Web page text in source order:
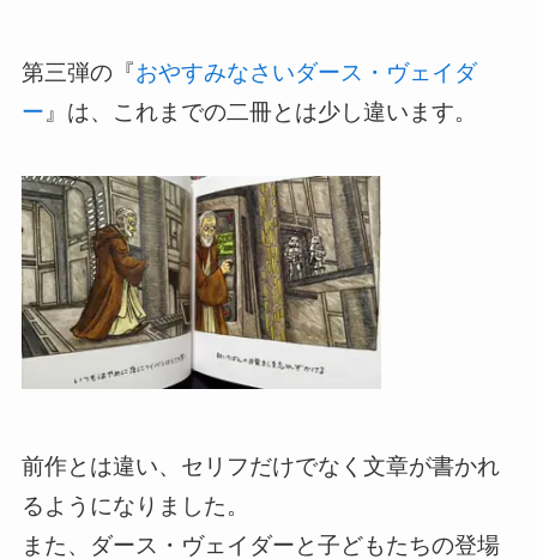
第三弾の『おやすみなさいダース・ヴェイダ
ー 』は、これまでの二冊とは少し違います。
前作とは違い、セリフだけでなく文章が書かれ
るようになりました。
また、ダース・ヴェイダーと子どもたちの登場